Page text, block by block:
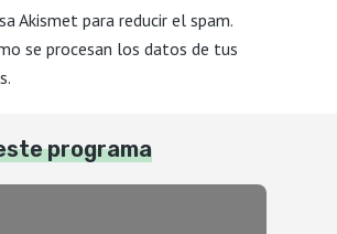
Akismet para reducir el spam.
se procesan los datos de tus
programa